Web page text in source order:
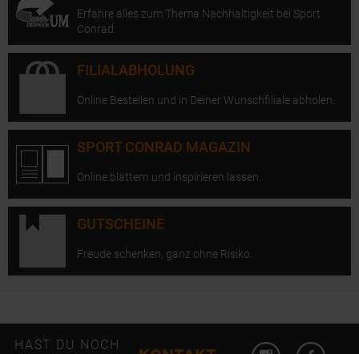
Erfahre alles zum Thema Nachhaltigkeit bei Sport
Conrad.
FILIALABHOLUNG
Online Bestellen und in Deiner Wunschfiliale abholen.
SPORT CONRAD MAGAZIN
Online blättern und inspirieren lassen.
GUTSCHEINE
Freude schenken, ganz ohne Risiko.
HAST DU NOCH Instagram